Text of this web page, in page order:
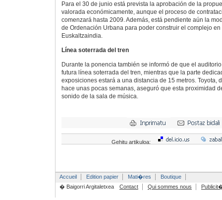
Para el 30 de junio está prevista la aprobación de la
valorada económicamente, aunque el proceso de
comenzará hasta 2009. Además, está pendiente aún la
de Ordenación Urbana para poder construir el complejo
Euskaltzaindia.
Línea soterrada del tren
Durante la ponencia también se informó de que el
futura línea soterrada del tren, mientras que la parte
exposiciones estará a una distancia de 15 metros. Toyota,
hace unas pocas semanas, aseguró que esta proximidad
sonido de la sala de música.
Gehitu artikuloa:
Accueil Edition papier Mati�res
Boutique
� Baigorri Argitaletxea
Contact Qui sommes nous